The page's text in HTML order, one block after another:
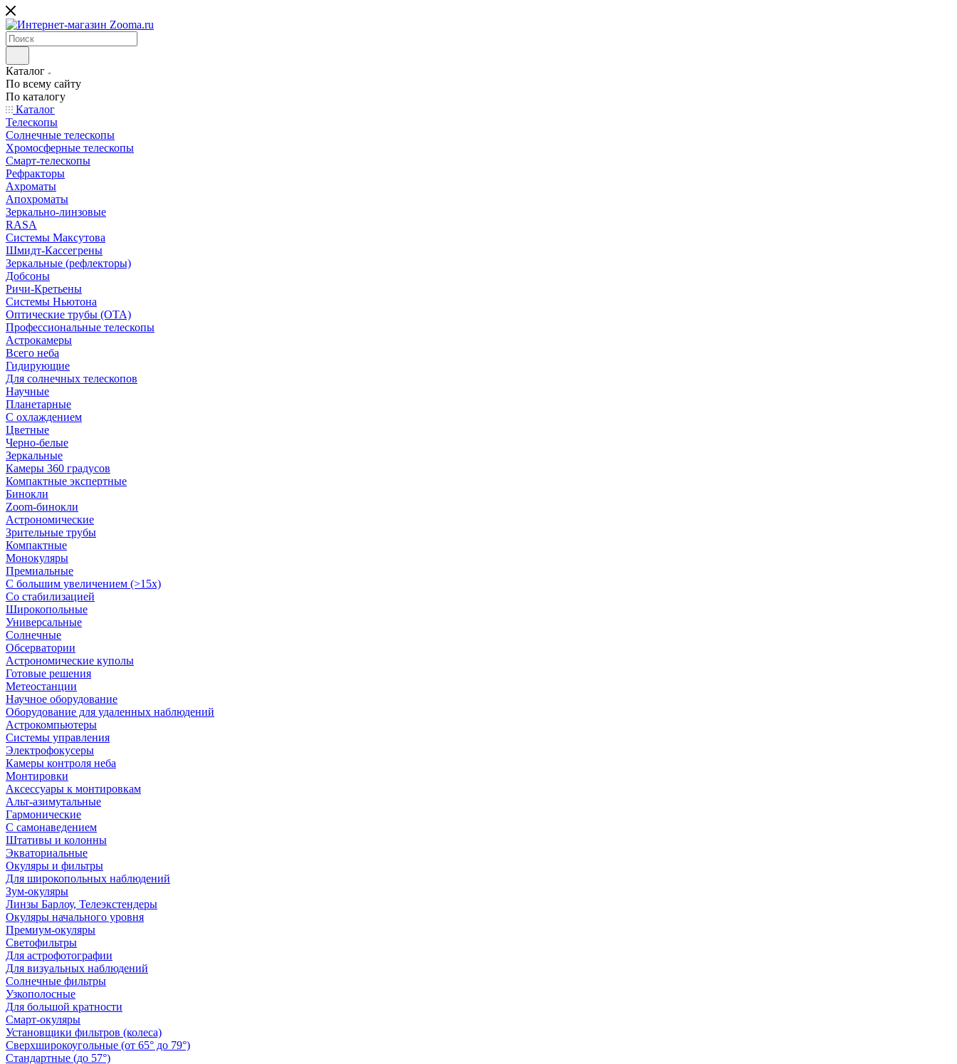
Каталог
По всему сайту
По каталогу
Каталог
Телескопы
Солнечные телескопы
Хромосферные телескопы
Смарт-телескопы
Рефракторы
Ахроматы
Апохроматы
Зеркально-линзовые
RASA
Системы Максутова
Шмидт-Кассегрены
Зеркальные (рефлекторы)
Добсоны
Ричи-Кретьены
Системы Ньютона
Оптические трубы (OTA)
Профессиональные телескопы
Астрокамеры
Всего неба
Гидирующие
Для солнечных телескопов
Научные
Планетарные
С охлаждением
Цветные
Черно-белые
Зеркальные
Камеры 360 градусов
Компактные экспертные
Бинокли
Zoom-бинокли
Астрономические
Зрительные трубы
Компактные
Монокуляры
Премиальные
С большим увеличением (>15x)
Со стабилизацией
Широкопольные
Универсальные
Солнечные
Обсерватории
Астрономические куполы
Готовые решения
Метеостанции
Научное оборудование
Оборудование для удаленных наблюдений
Астрокомпьютеры
Системы управления
Электрофокусеры
Камеры контроля неба
Монтировки
Аксессуары к монтировкам
Альт-азимутальные
Гармонические
С самонаведением
Штативы и колонны
Экваториальные
Окуляры и фильтры
Для широкопольных наблюдений
Зум-окуляры
Линзы Барлоу, Телеэкстендеры
Окуляры начального уровня
Премиум-окуляры
Светофильтры
Для астрофотографии
Для визуальных наблюдений
Солнечные фильтры
Узкополосные
Для большой кратности
Смарт-окуляры
Установщики фильтров (колеса)
Сверхширокоугольные (от 65° до 79°)
Стандартные (до 57°)